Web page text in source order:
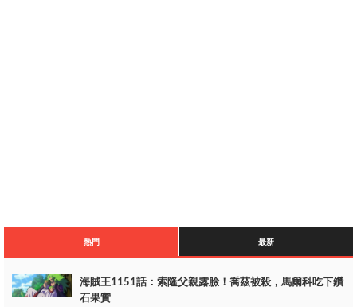
全新的！而且加林聖也將跟其餘4個老頭一樣，獲得不會衰老的能
加林聖很強，但衰老也會影響到自身的實力！早已經沒有了巔峰狀
熱門 最新
海賊王1151話：索隆父親露臉！喬茲被殺，馬爾科吃下鑽
石果實